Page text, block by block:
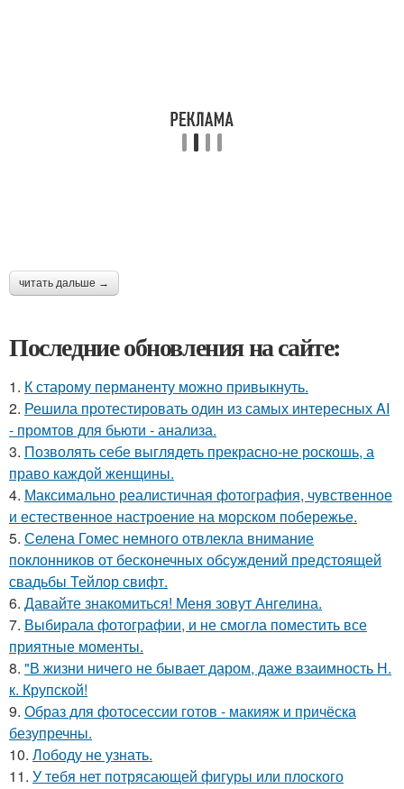
читать дальше →
Последние обновления на сайте:
1. К старому перманенту можно привыкнуть.
2. Решила протестировать один из самых интересных AI
- промтов для бьюти - анализа.
3. Позволять себе выглядеть прекрасно-не роскошь, а
право каждой женщины.
4. Максимально реалистичная фотография, чувственное
и естественное настроение на морском побережье.
5. Селена Гомес немного отвлекла внимание
поклонников от бесконечных обсуждений предстоящей
свадьбы Тейлор свифт.
6. Давайте знакомиться! Меня зовут Ангелина.
7. Выбирала фотографии, и не смогла поместить все
приятные моменты.
8. "В жизни ничего не бывает даром, даже взаимность Н.
к. Крупской!
9. Образ для фотосессии готов - макияж и причёска
безупречны.
10. Лободу не узнать.
11. У тебя нет потрясающей фигуры или плоского